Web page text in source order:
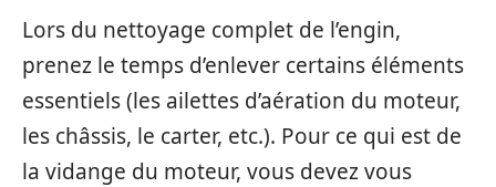
Lors du nettoyage complet de l’engin,
prenez le temps d’enlever certains éléments
essentiels (les ailettes d’aération du moteur,
les châssis, le carter, etc.). Pour ce qui est de
la vidange du moteur, vous devez vous